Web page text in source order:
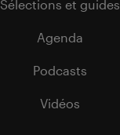
Sélections et guides
Agenda
Podcasts
Vidéos